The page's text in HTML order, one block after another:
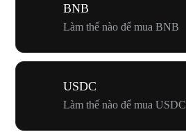
BNB
Làm thế nào để mua BNB
USDC
Làm thế nào để mua USDC